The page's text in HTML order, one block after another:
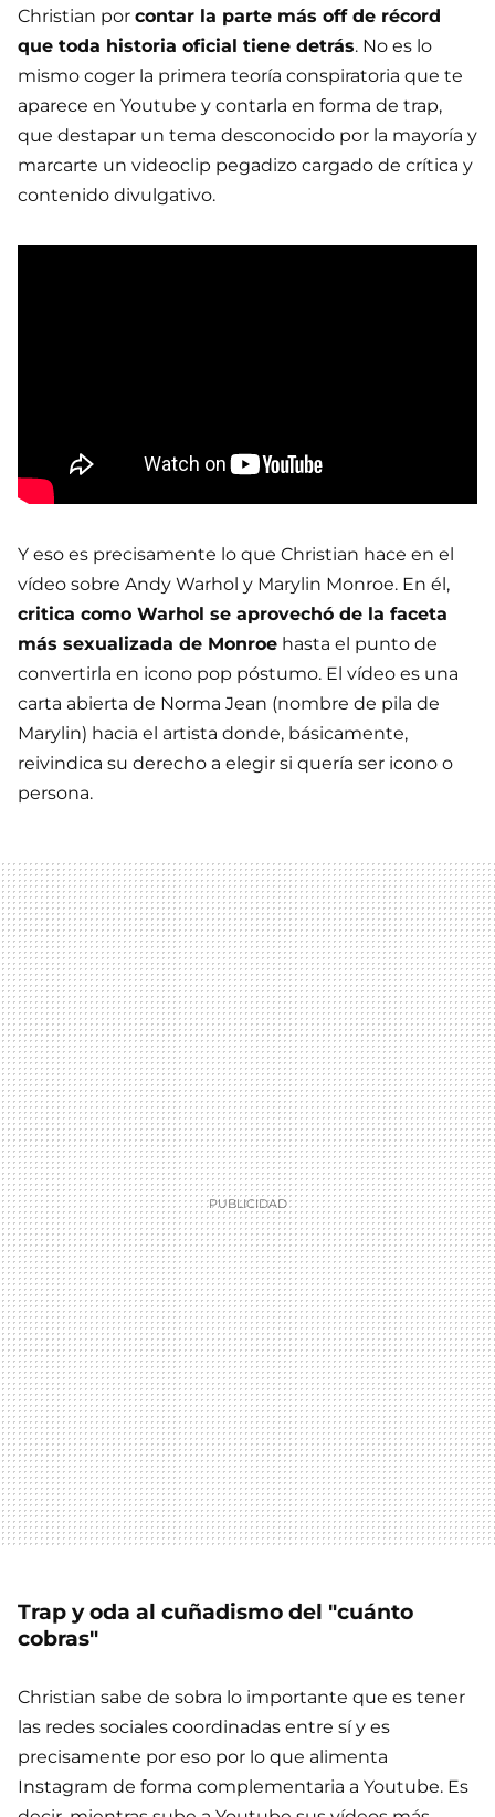
Christian por contar la parte más off de récord
que toda historia oficial tiene detrás. No es lo
mismo coger la primera teoría conspiratoria que te
aparece en Youtube y contarla en forma de trap,
que destapar un tema desconocido por la mayoría y
marcarte un videoclip pegadizo cargado de crítica y
contenido divulgativo.
Y eso es precisamente lo que Christian hace en el
vídeo sobre Andy Warhol y Marylin Monroe. En él,
critica como Warhol se aprovechó de la faceta
más sexualizada de Monroe hasta el punto de
convertirla en icono pop póstumo. El vídeo es una
carta abierta de Norma Jean (nombre de pila de
Marylin) hacia el artista donde, básicamente,
reivindica su derecho a elegir si quería ser icono o
persona.
Trap y oda al cuñadismo del "cuánto
cobras"
Christian sabe de sobra lo importante que es tener
las redes sociales coordinadas entre sí y es
precisamente por eso por lo que alimenta
Instagram de forma complementaria a Youtube. Es